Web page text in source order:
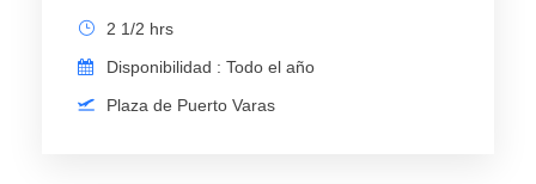
2 1/2 hrs
Disponibilidad : Todo el año
Plaza de Puerto Varas